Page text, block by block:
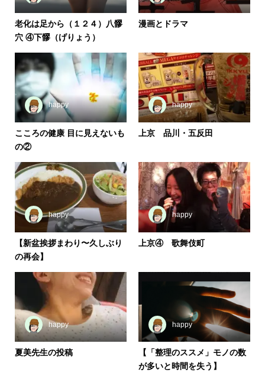
老化は足から（１２４）八髎
穴 ④下髎（げりょう）
漫画とドラマ
happy
こころの健康 目に見えないも
の②
happy
上京 品川・五反田
happy
【新盆挨拶まわり〜久しぶり
の再会】
happy
上京④ 歌舞伎町
happy
夏美先生の投稿
happy
【「整理のススメ」モノの数
が多いと時間を失う】